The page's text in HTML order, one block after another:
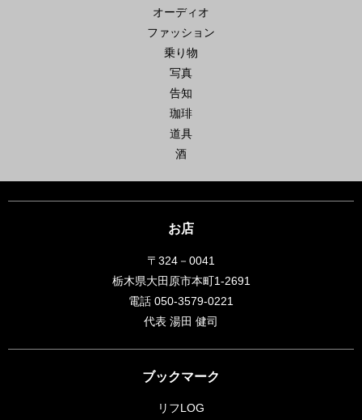
オーディオ
ファッション
乗り物
写真
告知
珈琲
道具
酒
お店
〒324－0041
栃木県大田原市本町1-2691
電話 050-3579-0221
代表 湯田 健司
ブックマーク
リフLOG